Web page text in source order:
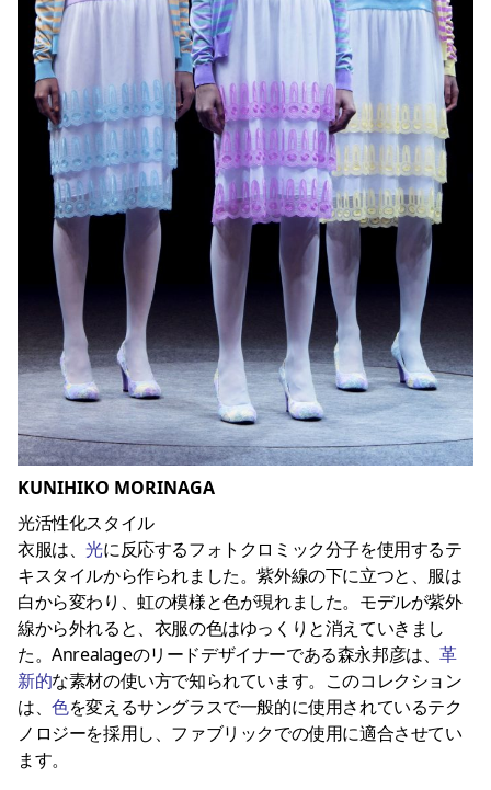
KUNIHIKO MORINAGA
光活性化スタイル
衣服は、光に反応するフォトクロミック分子を使用するテ
キスタイルから作られました。紫外線の下に立つと、服は
白から変わり、虹の模様と色が現れました。モデルが紫外
線から外れると、衣服の色はゆっくりと消えていきまし
た。Anrealageのリードデザイナーである森永邦彦は、革
新的な素材の使い方で知られています。このコレクション
は、色を変えるサングラスで一般的に使用されているテク
ノロジーを採用し、ファブリックでの使用に適合させてい
ます。